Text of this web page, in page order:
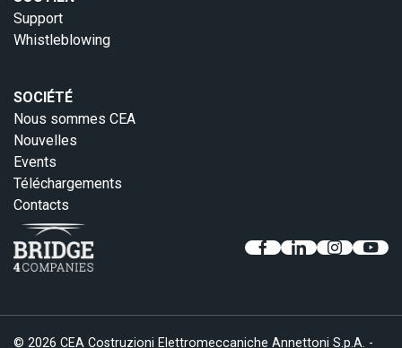
Support
Whistleblowing
SOCIÉTÉ
Nous sommes CEA
Nouvelles
Events
Téléchargements
Contacts
© 2026 CEA Costruzioni Elettromeccaniche Annettoni S.p.A. -